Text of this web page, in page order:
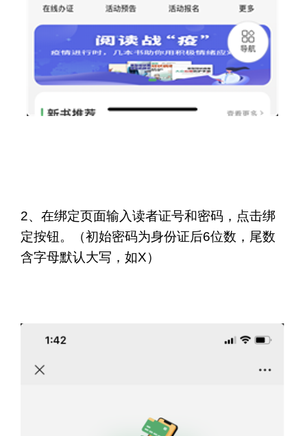
2、在绑定页面输入读者证号和密码，点击绑
定按钮。（初始密码为身份证后6位数，尾数
含字母默认大写，如X）